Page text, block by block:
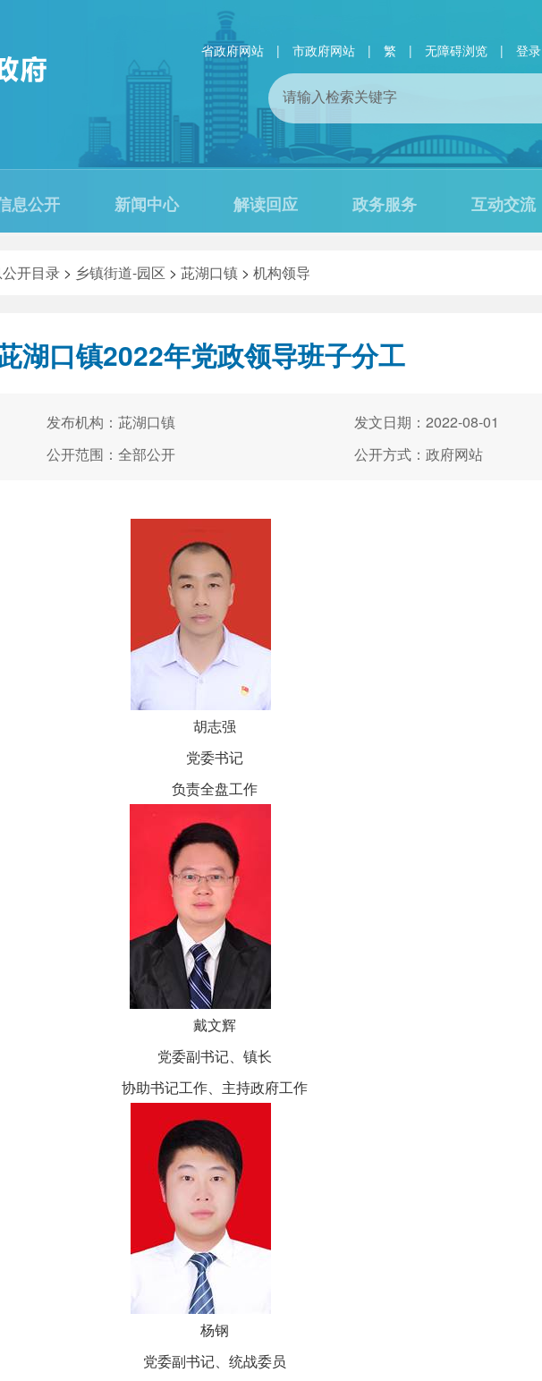
省政府网站 | 市政府网站 | 繁 | 无障碍浏览 | 登录
息公开 新闻中心 解读回应 政务服务 互动交流
开目录 > 乡镇街道-园区 > 茈湖口镇 > 机构领导
湖口镇2022年党政领导班子分工
发布机构：茈湖口镇
发文日期：2022-08-01
公开范围：全部公开 公开方式：政府网站
胡志强
党委书记
负责全盘工作
戴文辉
党委副书记、镇长
协助书记工作、主持政府工作
杨钢
党委副书记、统战委员